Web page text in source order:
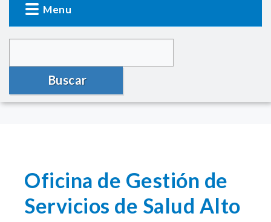
Menu
Buscar
Oficina de Gestión de
Servicios de Salud Alto